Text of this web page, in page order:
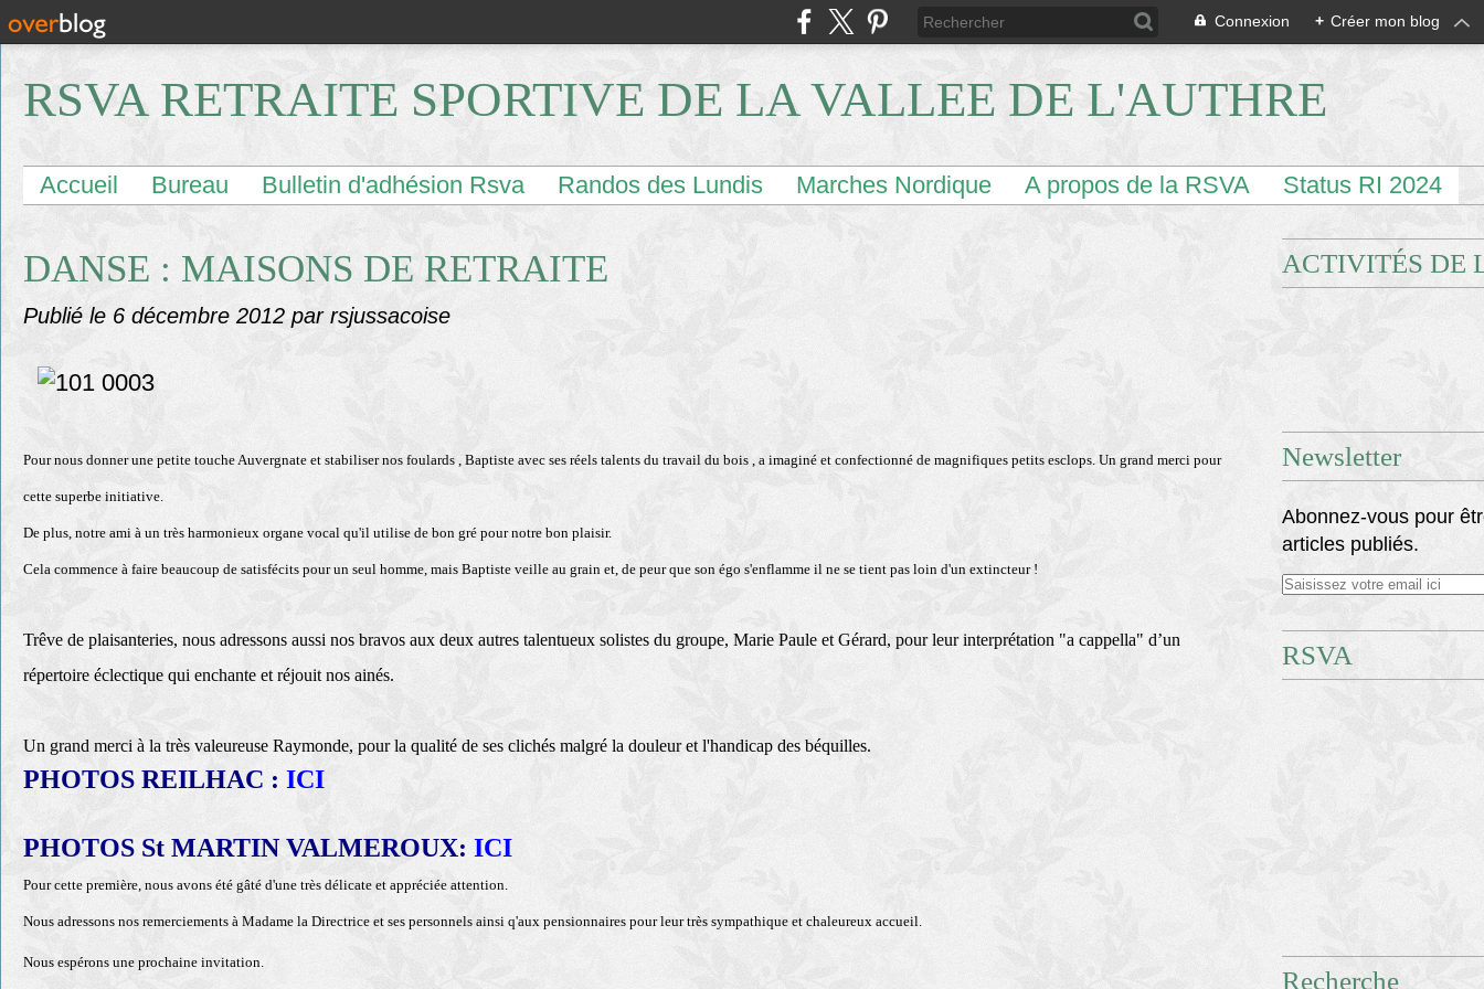
Connexion + Créer mon blog
RSVA RETRAITE SPORTIVE DE LA VALLEE DE L'AUTHRE
Accueil Bureau Bulletin d'adhésion Rsva Randos des Lundis Marches Nordique A propos de la RSVA Status RI 2024
DANSE : MAISONS DE RETRAITE
Publié le 6 décembre 2012 par rsjussacoise
Pour nous donner une petite touche Auvergnate et stabiliser nos foulards , Baptiste avec ses réels talents du travail du bois , a imaginé et confectionné de magnifiques petits esclops. Un grand merci pour
cette superbe initiative.
De plus, notre ami à un très harmonieux organe vocal qu'il utilise de bon gré pour notre bon plaisir.
Cela commence à faire beaucoup de satisfécits pour un seul homme, mais Baptiste veille au grain et, de peur que son égo s'enflamme il ne se tient pas loin d'un extincteur !
Trêve de plaisanteries, nous adressons aussi nos bravos aux deux autres talentueux solistes du groupe, Marie Paule et Gérard, pour leur interprétation "a cappella" d’un
répertoire éclectique qui enchante et réjouit nos ainés.
Un grand merci à la très valeureuse Raymonde, pour la qualité de ses clichés malgré la douleur et l'handicap des béquilles.
PHOTOS REILHAC : ICI
PHOTOS St MARTIN VALMEROUX: ICI
Pour cette première, nous avons été gâté d'une très délicate et appréciée attention.
Nous adressons nos remerciements à Madame la Directrice et ses personnels ainsi q'aux pensionnaires pour leur très sympathique et chaleureux accueil.
Nous espérons une prochaine invitation.
ACTIVITÉS DE
Newsletter
Abonnez-vous pour
articles publiés.
RSVA
Recherche